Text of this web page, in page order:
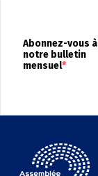
Abonnez-vous à
notre bulletin
mensuel